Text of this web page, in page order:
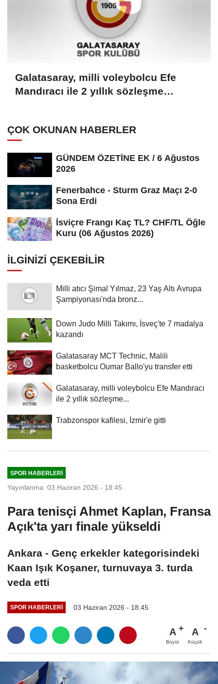
Galatasaray, milli voleybolcu Efe
Mandıracı ile 2 yıllık sözleşme
ÇOK OKUNAN HABERLER
GÜNDEM ÖZETİNE EK / 6 Ağustos
2026
Fenerbahce - Sturm Graz Maçı 2-0
Sona Erdi
İsviçre Frangı Kaç TL? CHF/TL Öğle
Kuru (06 Ağustos 2026)
İLGINIZI ÇEKEBILIR
Milli atıcı Şimal Yılmaz, 23 Yaş Altı Avrupa
Şampiyonası'nda bronz...
Down Judo Milli Takımı, İsveç'te 7 madalya
kazandı
Galatasaray MCT Technic, Malili
basketbolcu Oumar Ballo'yu transfer etti
Galatasaray, milli voleybolcu Efe Mandıracı
ile 2 yıllık sözleşme...
Trabzonspor kafilesi, İzmir'e gitti
SPOR HABERLERI
Yayınlanma: 03 Haziran 2026 - 18:45
Para tenisçi Ahmet Kaplan, Fransa
Açık'ta yarı finale yükseldi
Ankara - Genç erkekler kategorisindeki
Kaan Işık Koşaner, turnuvaya 3. turda
veda etti
SPOR HABERLERI 03 Haziran 2026 - 18:45
A
Büyüt
A
Küçült